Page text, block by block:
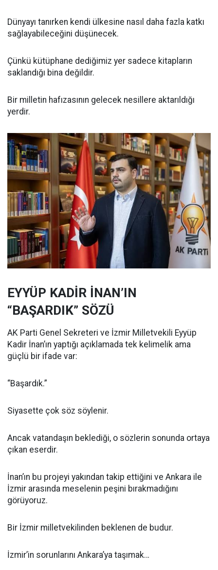
Dünyayı tanırken kendi ülkesine nasıl daha fazla katkı
sağlayabileceğini düşünecek.
Çünkü kütüphane dediğimiz yer sadece kitapların
saklandığı bina değildir.
Bir milletin hafızasının gelecek nesillere aktarıldığı
yerdir.
EYYÜP KADİR İNAN’IN
“BAŞARDIK” SÖZÜ
AK Parti Genel Sekreteri ve İzmir Milletvekili Eyyüp
Kadir İnan’ın yaptığı açıklamada tek kelimelik ama
güçlü bir ifade var:
“Başardık.”
Siyasette çok söz söylenir.
Ancak vatandaşın beklediği, o sözlerin sonunda ortaya
çıkan eserdir.
İnan’ın bu projeyi yakından takip ettiğini ve Ankara ile
İzmir arasında meselenin peşini bırakmadığını
görüyoruz.
Bir İzmir milletvekilinden beklenen de budur.
İzmir’in sorunlarını Ankara’ya taşımak…